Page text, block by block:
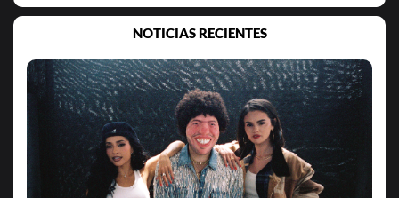
NOTICIAS RECIENTES